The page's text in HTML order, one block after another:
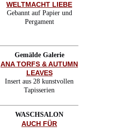
WELTMACHT LIEBE
Gebannt auf Papier und
Pergament
Gemälde Galerie
ANA TORFS & AUTUMN
LEAVES
Insert aus 28 kunstvollen
Tapisserien
WASCHSALON
AUCH FÜR